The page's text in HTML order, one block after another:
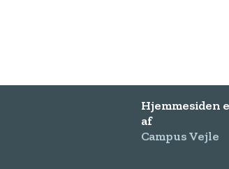
Hjemmesiden
af
Campus Vejle